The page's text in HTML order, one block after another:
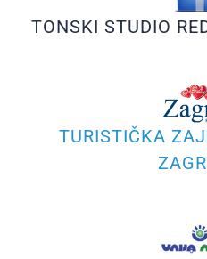
TONSKI STUDIO
TURISTIČKA